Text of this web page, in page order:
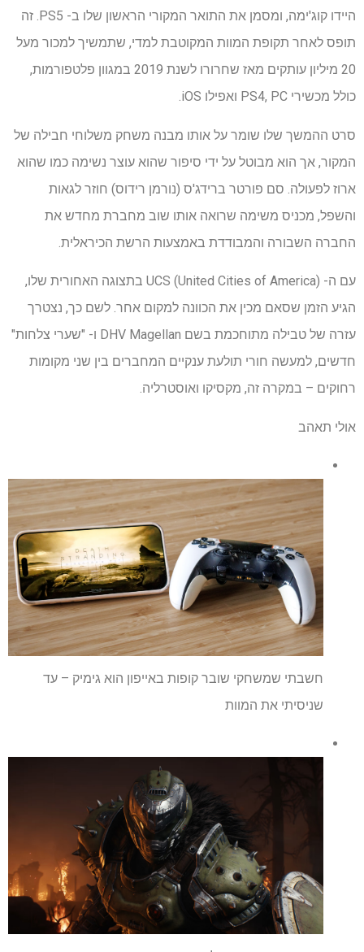
היידו קוג'ימה, ומסמן את התואר המקורי הראשון שלו ב- PS5. זה
תופס לאחר תקופת המוות המקוטבת למדי, שתמשיך למכור מעל
20 מיליון עותקים מאז שחרורו לשנת 2019 במגוון פלטפורמות,
כולל מכשירי PS4, PC ואפילו iOS.
סרט ההמשך שלו שומר על אותו מבנה משחק משלוחי חבילה של
המקור, אך הוא מבוטל על ידי סיפור שהוא עוצר נשימה כמו שהוא
ארוז לפעולה. סם פורטר ברידג'ס (נורמן רידוס) חוזר לגאות
והשפל, מכניס משימה שרואה אותו שוב מחברת מחדש את
החברה השבורה והמבודדת באמצעות הרשת הכיראלית.
עם ה- UCS (United Cities of America) בתצוגה האחורית שלו,
הגיע הזמן שסאם מכין את הכוונה למקום אחר. לשם כך, נצטרך
עזרה של טבילה מתוחכמת בשם DHV Magellan ו- "שערי צלחות"
חדשים, למעשה חורי תולעת ענקיים המחברים בין שני מקומות
רחוקים – במקרה זה, מקסיקו ואוסטרליה.
אולי תאהב
חשבתי שמשחקי שובר קופות באייפון הוא גימיק – עד
שניסיתי את המוות